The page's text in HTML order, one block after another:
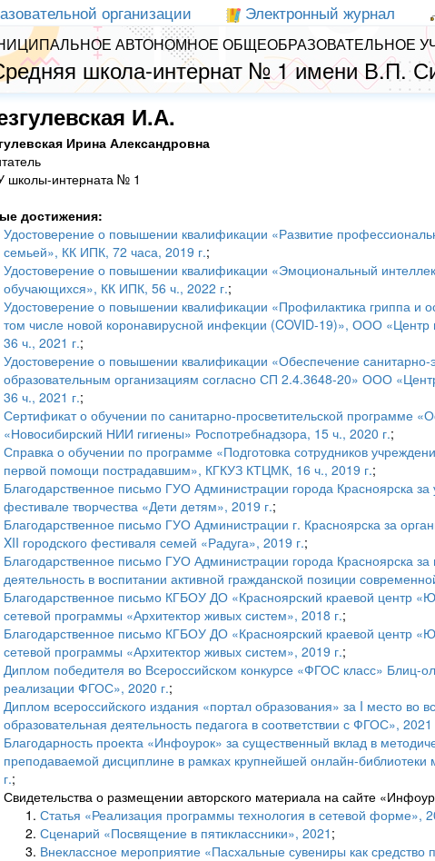
организации Электронный журнал
АВТОНОМНОЕ ОБЩЕОБРАЗОВАТЕЛЬНОЕ
школа-интернат № 1 имени В.П.
И.А.
Ирина Александровна
интерната № 1
достижения:
Удостоверение о повышении квалификации «Развитие
семьей», КК ИПК, 72 часа, 2019 г.;
Удостоверение о повышении квалификации «Эмоциональный
обучающихся», КК ИПК, 56 ч., 2022 г.;
Удостоверение о повышении квалификации «Профилактика гриппа и
том числе новой коронавирусной инфекции (COVID-19)», ООО «Центр
36 ч., 2021 г.;
Удостоверение о повышении квалификации «Обеспечение санитарно-
образовательным организациям согласно СП 2.4.3648-20» ООО
36 ч., 2021 г.;
Сертификат о обучении по санитарно-просветительской программе
«Новосибирский НИИ гигиены» Роспотребнадзора, 15 ч., 2020 г.;
Справка о обучении по программе «Подготовка сотрудников
первой помощи пострадавшим», КГКУЗ КТЦМК, 16 ч., 2019 г.;
Благодарственное письмо ГУО Администрации города Красноярска
фестивале творчества «Дети детям», 2019 г.;
Благодарственное письмо ГУО Администрации г. Красноярска за
XII городского фестиваля семей «Радуга», 2019 г.;
Благодарственное письмо ГУО Администрации города Красноярска
деятельность в воспитании активной гражданской позиции
Благодарственное письмо КГБОУ ДО «Красноярский краевой центр
сетевой программы «Архитектор живых систем», 2018 г.;
Благодарственное письмо КГБОУ ДО «Красноярский краевой центр
сетевой программы «Архитектор живых систем», 2019 г.;
Диплом победителя во Всероссийском конкурсе «ФГОС класс» Блиц-
реализации ФГОС», 2020 г.;
Диплом всероссийского издания «портал образования» за I место во
образовательная деятельность педагога в соответствии с ФГОС», 2021
Благодарность проекта «Инфоурок» за существенный вклад в
преподаваемой дисциплине в рамках крупнейшей онлайн-библиотеки
г.;
Свидетельства о размещении авторского материала на сайте
Статья «Реализация программы технология в сетевой форме»,
Сценарий «Посвящение в пятиклассники», 2021 ;
Внеклассное мероприятие «Пасхальные сувениры как средство